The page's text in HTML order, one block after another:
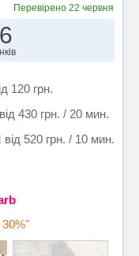
Перевірено22 червня
120 грн.
від 430 грн. / 20 мин.
від 520 грн. / 10 мин.